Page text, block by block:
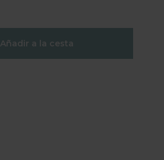
Añadir a la cesta